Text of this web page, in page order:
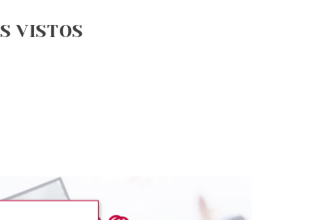
VISTOS